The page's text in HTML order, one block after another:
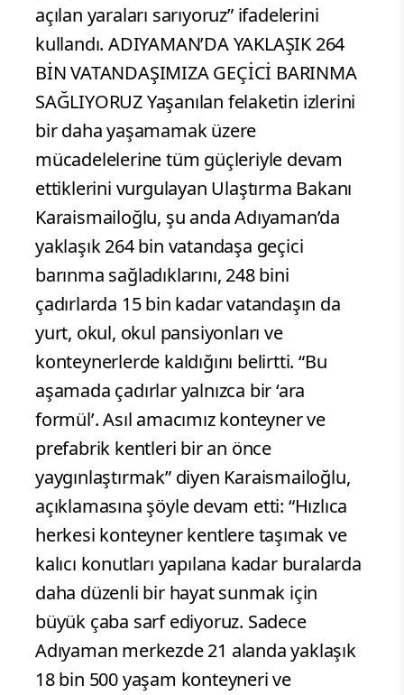
açılan yaraları sarıyoruz” ifadelerini
kullandı. ADIYAMAN’DA YAKLAŞIK 264
BİN VATANDAŞIMIZA GEÇİCİ BARINMA
SAĞLIYORUZ Yaşanılan felaketin izlerini
bir daha yaşamamak üzere
mücadelelerine tüm güçleriyle devam
ettiklerini vurgulayan Ulaştırma Bakanı
Karaismailoğlu, şu anda Adıyaman’da
yaklaşık 264 bin vatandaşa geçici
barınma sağladıklarını, 248 bini
çadırlarda 15 bin kadar vatandaşın da
yurt, okul, okul pansiyonları ve
konteynerlerde kaldığını belirtti. “Bu
aşamada çadırlar yalnızca bir ‘ara
formül’. Asıl amacımız konteyner ve
prefabrik kentleri bir an önce
yaygınlaştırmak” diyen Karaismailoğlu,
açıklamasına şöyle devam etti: “Hızlıca
herkesi konteyner kentlere taşımak ve
kalıcı konutları yapılana kadar buralarda
daha düzenli bir hayat sunmak için
büyük çaba sarf ediyoruz. Sadece
Adıyaman merkezde 21 alanda yaklaşık
18 bin 500 yaşam konteyneri ve